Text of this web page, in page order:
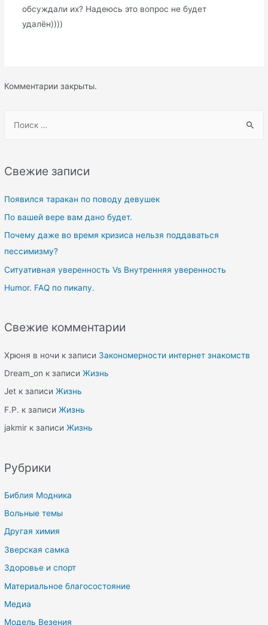
r
h
f
o
Свежие записи
Появился таракан по поводу девушек
По вашей вере вам дано будет.
Почему даже во время кризиса нельзя поддаваться
пессимизму?
Ситуативная уверенность Vs Внутренняя уверенность
Humor. FAQ по пикапу.
Свежие комментарии
Хрюня в ночи к записи Закономерности интернет знакомств
Dream_on к записиЖизнь
Jet к записиЖизнь
F.P. к записиЖизнь
jakmir к записиЖизнь
Рубрики
Библия Модника
Вольные темы
Другая химия
Зверская самка
Здоровье и спорт
Материальное благосостояние
Медиа
Модель Везения
обсуждали их? Надеюсь это вопрос не будет
удалён))))
Комментарии закрыты.